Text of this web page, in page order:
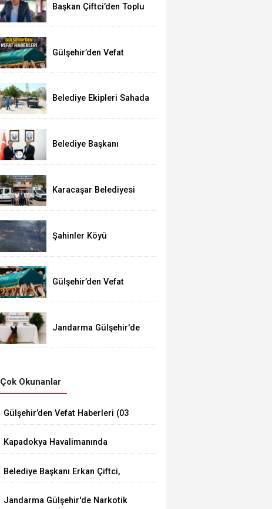
Başkan Çiftci’den Toplu
Denetim
Gülşehir’den Vefat
Belediye Ekipleri Sahada
Yürütüyor
Belediye Başkanı
Yumaklı’ya Ziyaret
Karacaşar Belediyesi
Güçlendirdi
Şahinler Köyü
Dekar Alan Yandı!
Gülşehir’den Vefat
2026)
Jandarma Gülşehir'de
Düzenledi
Çok Okunanlar
Gülşehir’den Vefat Haberleri (03
Kapadokya Havalimanında
Belediye Başkanı Erkan Çiftci,
Jandarma Gülşehir'de Narkotik